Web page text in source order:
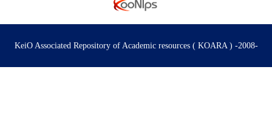
KeiO Associated Repository of Academic resources ( KOARA ) -2008-